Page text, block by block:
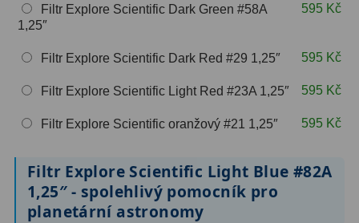
Hβ6
SII 2
Planetární2
Barevné66
Barlow čočky
Barlow 2x 38
Filtr Explore Scientific Dark Green #58A
1,25″
595 Kč
Filtr Explore Scientific Dark Red #29 1,25″ 595 Kč
Filtr Explore Scientific Light Red #23A 1,25″ 595 Kč
Filtr Explore Scientific oranžový #21 1,25″ 595 Kč
Filtr Explore Scientific Light Blue #82A
1,25″ - spolehlivý pomocník pro
planetární astronomy